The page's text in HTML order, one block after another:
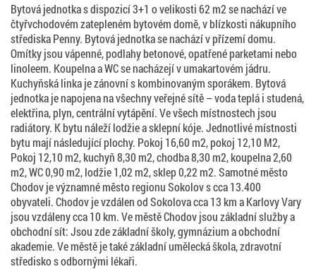
Bytová jednotka s dispozicí 3+1 o velikosti 62 m2 se nachází ve
čtyřvchodovém zatepleném bytovém domě, v blízkosti nákupního
střediska Penny. Bytová jednotka se nachází v přízemí domu.
Omítky jsou vápenné, podlahy betonové, opatřené parketami nebo
linoleem. Koupelna a WC se nacházejí v umakartovém jádru.
Kuchyňská linka je zánovní s kombinovaným sporákem. Bytová
jednotka je napojena na všechny veřejné sítě – voda teplá i studená,
elektřina, plyn, centrální vytápění. Ve všech místnostech jsou
radiátory. K bytu náleží lodžie a sklepní kóje. Jednotlivé místnosti
bytu mají následující plochy. Pokoj 16,60 m2, pokoj 12,10 M2,
Pokoj 12,10 m2, kuchyň 8,30 m2, chodba 8,30 m2, koupelna 2,60
m2, WC 0,90 m2, lodžie 1,02 m2, sklep 0,22 m2. Samotné město
Chodov je významné město regionu Sokolov s cca 13.400
obyvateli. Chodov je vzdálen od Sokolova cca 13 km a Karlovy Vary
jsou vzdáleny cca 10 km. Ve městě Chodov jsou základní služby a
obchodní sít: Jsou zde základní školy, gymnázium a obchodní
akademie. Ve městě je také základní umělecká škola, zdravotní
středisko s odbornými lékaři.